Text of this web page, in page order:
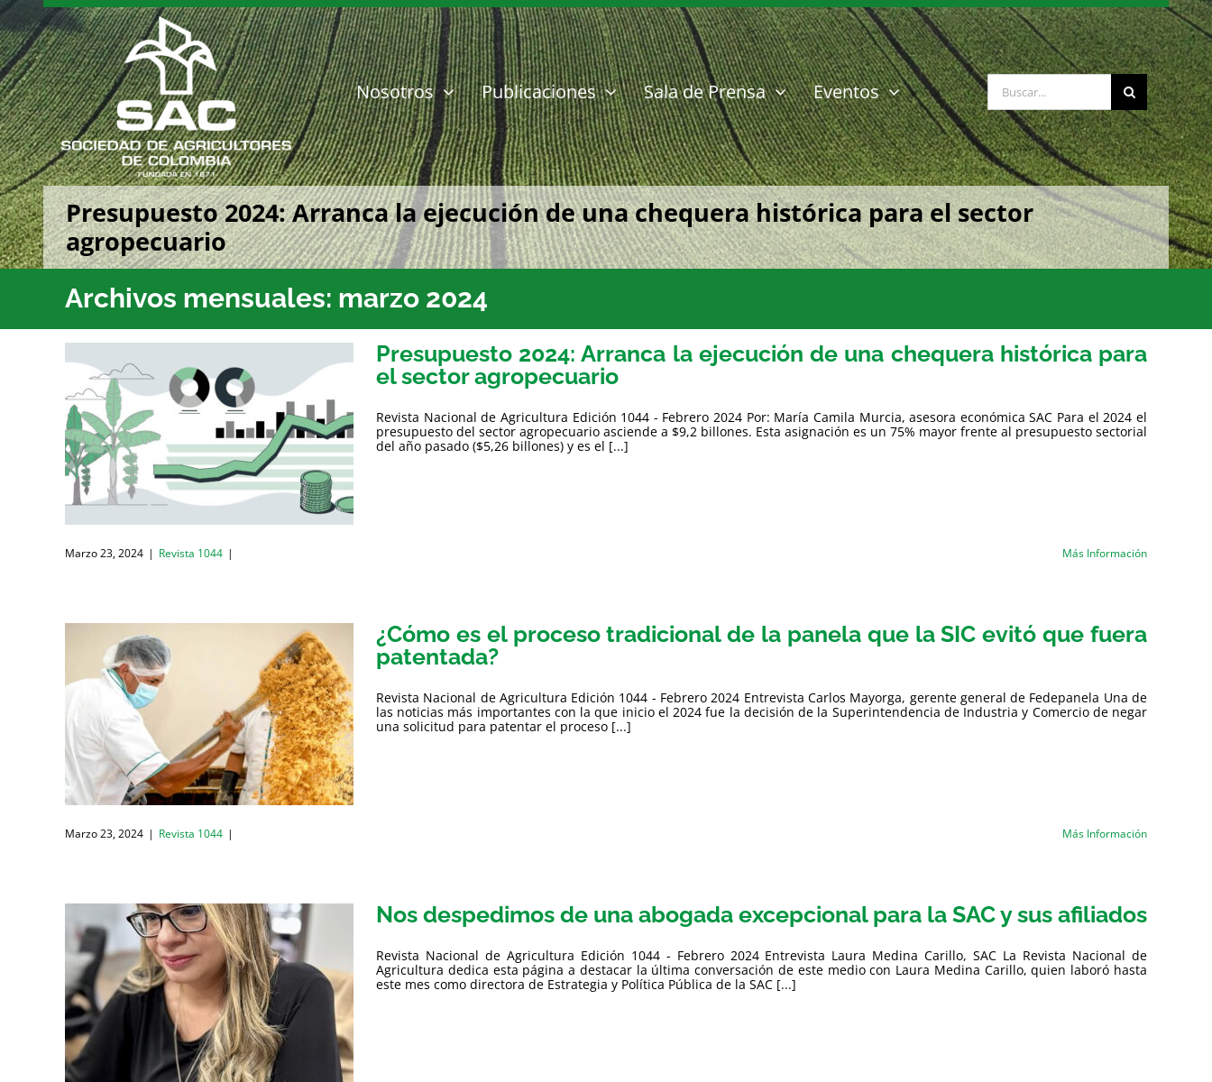
Saltar
al
contenido
Nosotros Publicaciones Sala de Prensa Eventos Buscar:
Presupuesto 2024: Arranca la ejecución de una chequera histórica para el sector
agropecuario
Archivos mensuales: marzo 2024
Presupuesto 2024: Arranca la ejecución de una chequera histórica para
el sector agropecuario
Revista Nacional de Agricultura Edición 1044 - Febrero 2024 Por: María Camila Murcia, asesora económica SAC Para el 2024 el
presupuesto del sector agropecuario asciende a $9,2 billones. Esta asignación es un 75% mayor frente al presupuesto sectorial
del año pasado ($5,26 billones) y es el [...]
Marzo 23, 2024 | Revista 1044 | Más Información
¿Cómo es el proceso tradicional de la panela que la SIC evitó que fuera
patentada?
Revista Nacional de Agricultura Edición 1044 - Febrero 2024 Entrevista Carlos Mayorga, gerente general de Fedepanela Una de
las noticias más importantes con la que inicio el 2024 fue la decisión de la Superintendencia de Industria y Comercio de negar
una solicitud para patentar el proceso [...]
Marzo 23, 2024 | Revista 1044 | Más Información
Nos despedimos de una abogada excepcional para la SAC y sus afiliados
Revista Nacional de Agricultura Edición 1044 - Febrero 2024 Entrevista Laura Medina Carillo, SAC La Revista Nacional de
Agricultura dedica esta página a destacar la última conversación de este medio con Laura Medina Carillo, quien laboró hasta
este mes como directora de Estrategia y Política Pública de la SAC [...]